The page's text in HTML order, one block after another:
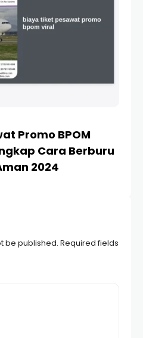
Promo BPOM
Cara Berburu
2024
be published. Required fields